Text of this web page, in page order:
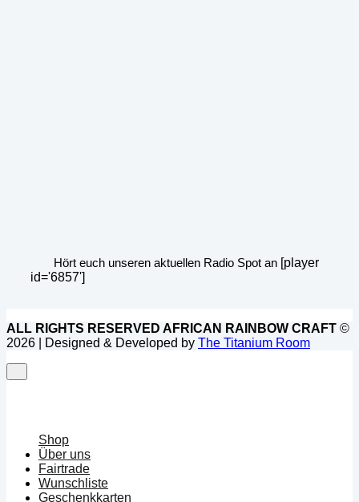
Hört euch unseren aktuellen Radio Spot an [player
id='6857']
ALL RIGHTS RESERVED AFRICAN RAINBOW CRAFT ©
2026 | Designed & Developed by The Titanium Room
Shop
Über uns
Fairtrade
Wunschliste
Geschenkkarten